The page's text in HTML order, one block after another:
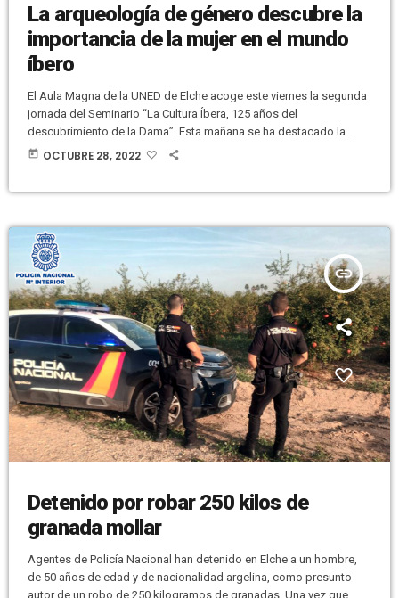
La arqueología de género descubre la
importancia de la mujer en el mundo
íbero
El Aula Magna de la UNED de Elche acoge este viernes la segunda
jornada del Seminario “La Cultura Íbera, 125 años del
descubrimiento de la Dama”. Esta mañana se ha destacado la
importancia de la arqueología para situar a la mujer en el lugar que
today OCTUBRE 28, 2022
insert_link
Detenido por robar 250 kilos de
granada mollar
Agentes de Policía Nacional han detenido en Elche a un hombre,
de 50 años de edad y de nacionalidad argelina, como presunto
autor de un robo de 250 kilogramos de granadas. Una vez que